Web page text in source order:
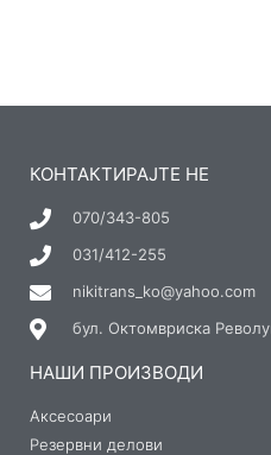
КОНТАКТИРАЈТЕ НЕ
070/343-805
031/412-255
nikitrans_ko@yahoo.com
бул. Октомвриска
НАШИ ПРОИЗВОДИ
Аксесоари
Резервни делови